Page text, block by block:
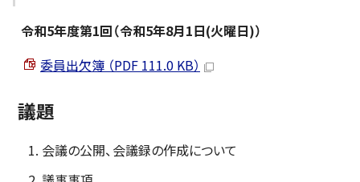
令和5年度第1回（令和5年8月1日(火曜日)）
委員出欠簿 （PDF 111.0 KB）
議題
会議の公開、会議録の作成について